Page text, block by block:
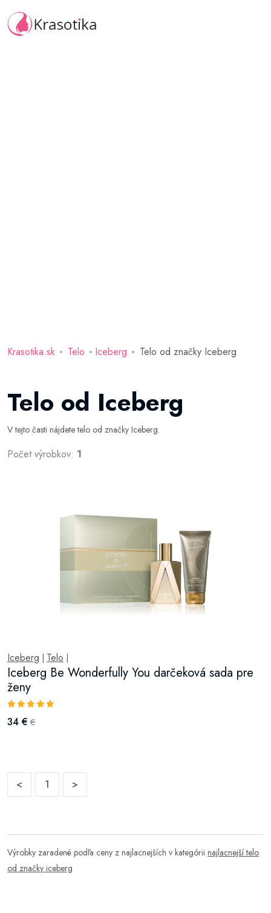
Krasotika.sk Telo Iceberg Telo od značky Iceberg
Telo od Iceberg
V tejto časti nájdete telo od značky Iceberg.
Počet výrobkov: 1
Iceberg Telo
Iceberg Be Wonderfully You darčeková sada pre
ženy
34 € €
< 1 >
Výrobky zaradené podľa ceny z najlacnejších v kategórii najlacnejší telo
od značky iceberg